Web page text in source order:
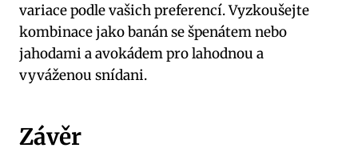
variace podle vašich preferencí. Vyzkoušejte
kombinace jako banán se špenátem nebo
jahodami a avokádem pro lahodnou a
vyváženou snídani.
Závěr